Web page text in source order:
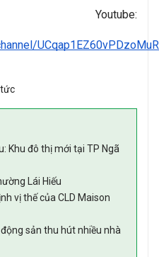
Khu đô thị mới tại TP Ngã
Lái Hiếu
vị thế của CLD Maison
sản thu hút nhiều nhà